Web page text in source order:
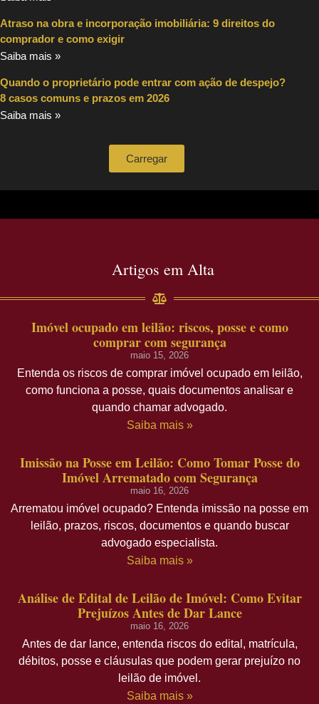
Atraso na obra e incorporação imobiliária: 9 direitos do
comprador e como exigir
Saiba mais »
Quando o proprietário pode entrar com ação de despejo?
8 casos comuns e prazos em 2026
Saiba mais »
Carregar
Artigos em Alta
Imóvel ocupado em leilão: riscos, posse e como
comprar com segurança
maio 15, 2026
Entenda os riscos de comprar imóvel ocupado em leilão,
como funciona a posse, quais documentos analisar e
quando chamar advogado.
Saiba mais »
Imissão na Posse em Leilão: Como Tomar Posse do
Imóvel Arrematado com Segurança
maio 16, 2026
Arrematou imóvel ocupado? Entenda imissão na posse em
leilão, prazos, riscos, documentos e quando buscar
advogado especialista.
Saiba mais »
Análise de Edital de Leilão de Imóvel: Como Evitar
Prejuízos Antes de Dar Lance
maio 16, 2026
Antes de dar lance, entenda riscos do edital, matrícula,
débitos, posse e cláusulas que podem gerar prejuízo no
leilão de imóvel.
Saiba mais »